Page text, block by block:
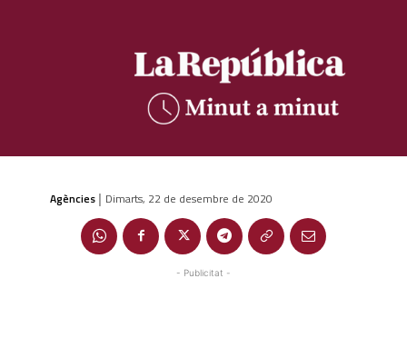
Agències | Dimarts, 22 de desembre de 2020
- Publicitat -